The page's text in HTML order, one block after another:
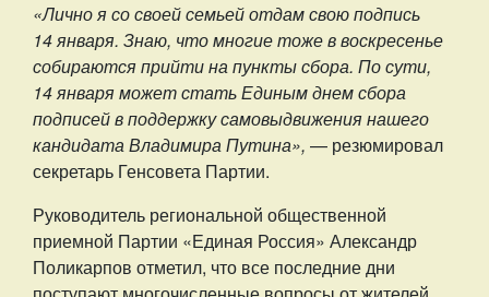
«Лично я со своей семьей отдам свою подпись
14 января. Знаю, что многие тоже в воскресенье
собираются прийти на пункты сбора. По сути,
14 января может стать Единым днем сбора
подписей в поддержку самовыдвижения нашего
кандидата Владимира Путина», — резюмировал
секретарь Генсовета Партии.
Руководитель региональной общественной
приемной Партии «Единая Россия» Александр
Поликарпов отметил, что все последние дни